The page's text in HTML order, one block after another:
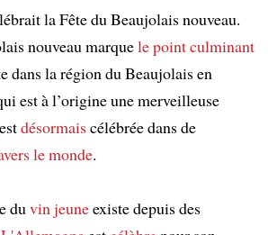
la Fête du Beaujolais nouveau.
nouveau marquele point culminant
dans la région du Beaujolais en
est à l’origine une merveilleuse
désormaiscélébrée dans de
le monde.
du vin jeuneexiste depuis des